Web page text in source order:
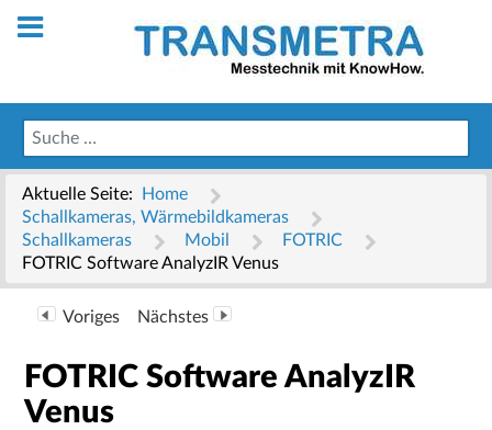
Aktuelle Seite:
Home
Schallkameras, Wärmebildkameras
Schallkameras
Mobil
FOTRIC
FOTRIC Software AnalyzIR Venus
Voriges Nächstes
FOTRIC Software AnalyzIR
Venus